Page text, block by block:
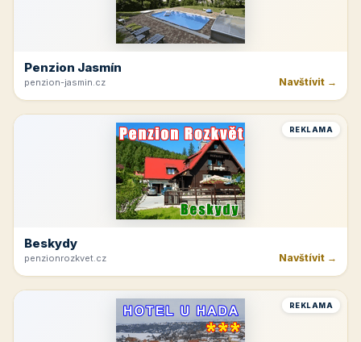
Penzion Jasmín
penzion-jasmin.cz Navštívit →
REKLAMA
Beskydy
penzionrozkvet.cz Navštívit →
REKLAMA